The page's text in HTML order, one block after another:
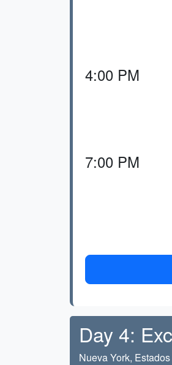
4:00 PM
7:00 PM
Day 4:
Nueva York,